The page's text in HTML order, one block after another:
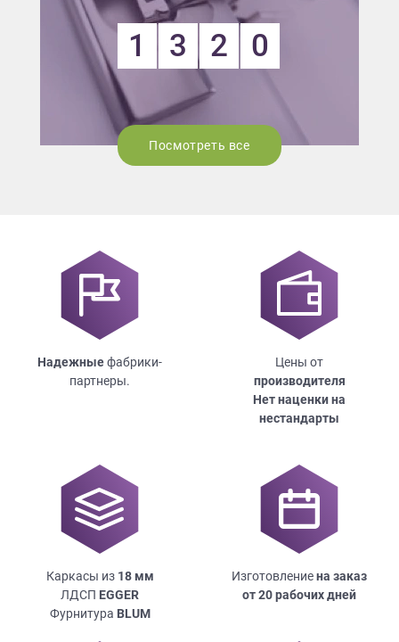
1 3 2 0
Посмотреть все
Надежныефабрики-
партнеры.
Цены от
производителя
Нет наценки на
нестандарты
Каркасы из 18мм
ЛДСП EGGER
Фурнитура BLUM
Изготовлениена заказ
от 20 рабочих дней